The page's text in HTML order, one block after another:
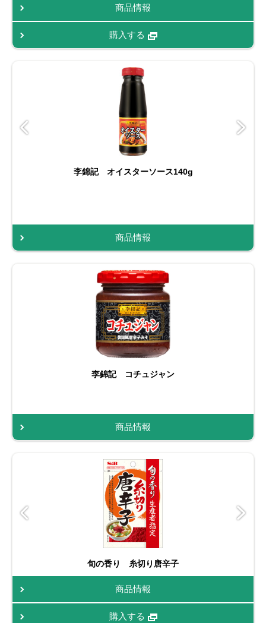
商品情報
購入する
李錦記 オイスターソース140g
商品情報
李錦記 コチュジャン
商品情報
旬の香り 糸切り唐辛子
商品情報
購入する